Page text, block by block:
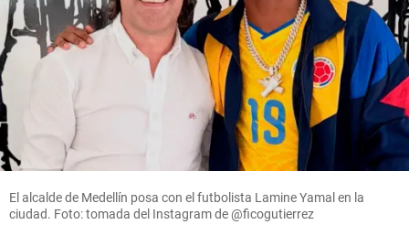
El alcalde de Medellín posa con el futbolista Lamine Yamal en la
ciudad. Foto: tomada del Instagram de @ficogutierrez